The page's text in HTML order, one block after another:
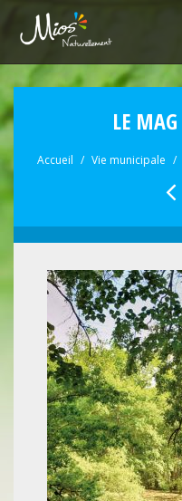
LE
Accueil Vie municipale